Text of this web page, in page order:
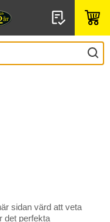
sidan värd att veta
det perfekta